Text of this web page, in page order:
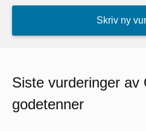
Skriv ny
Siste vurderinger av
godetenner